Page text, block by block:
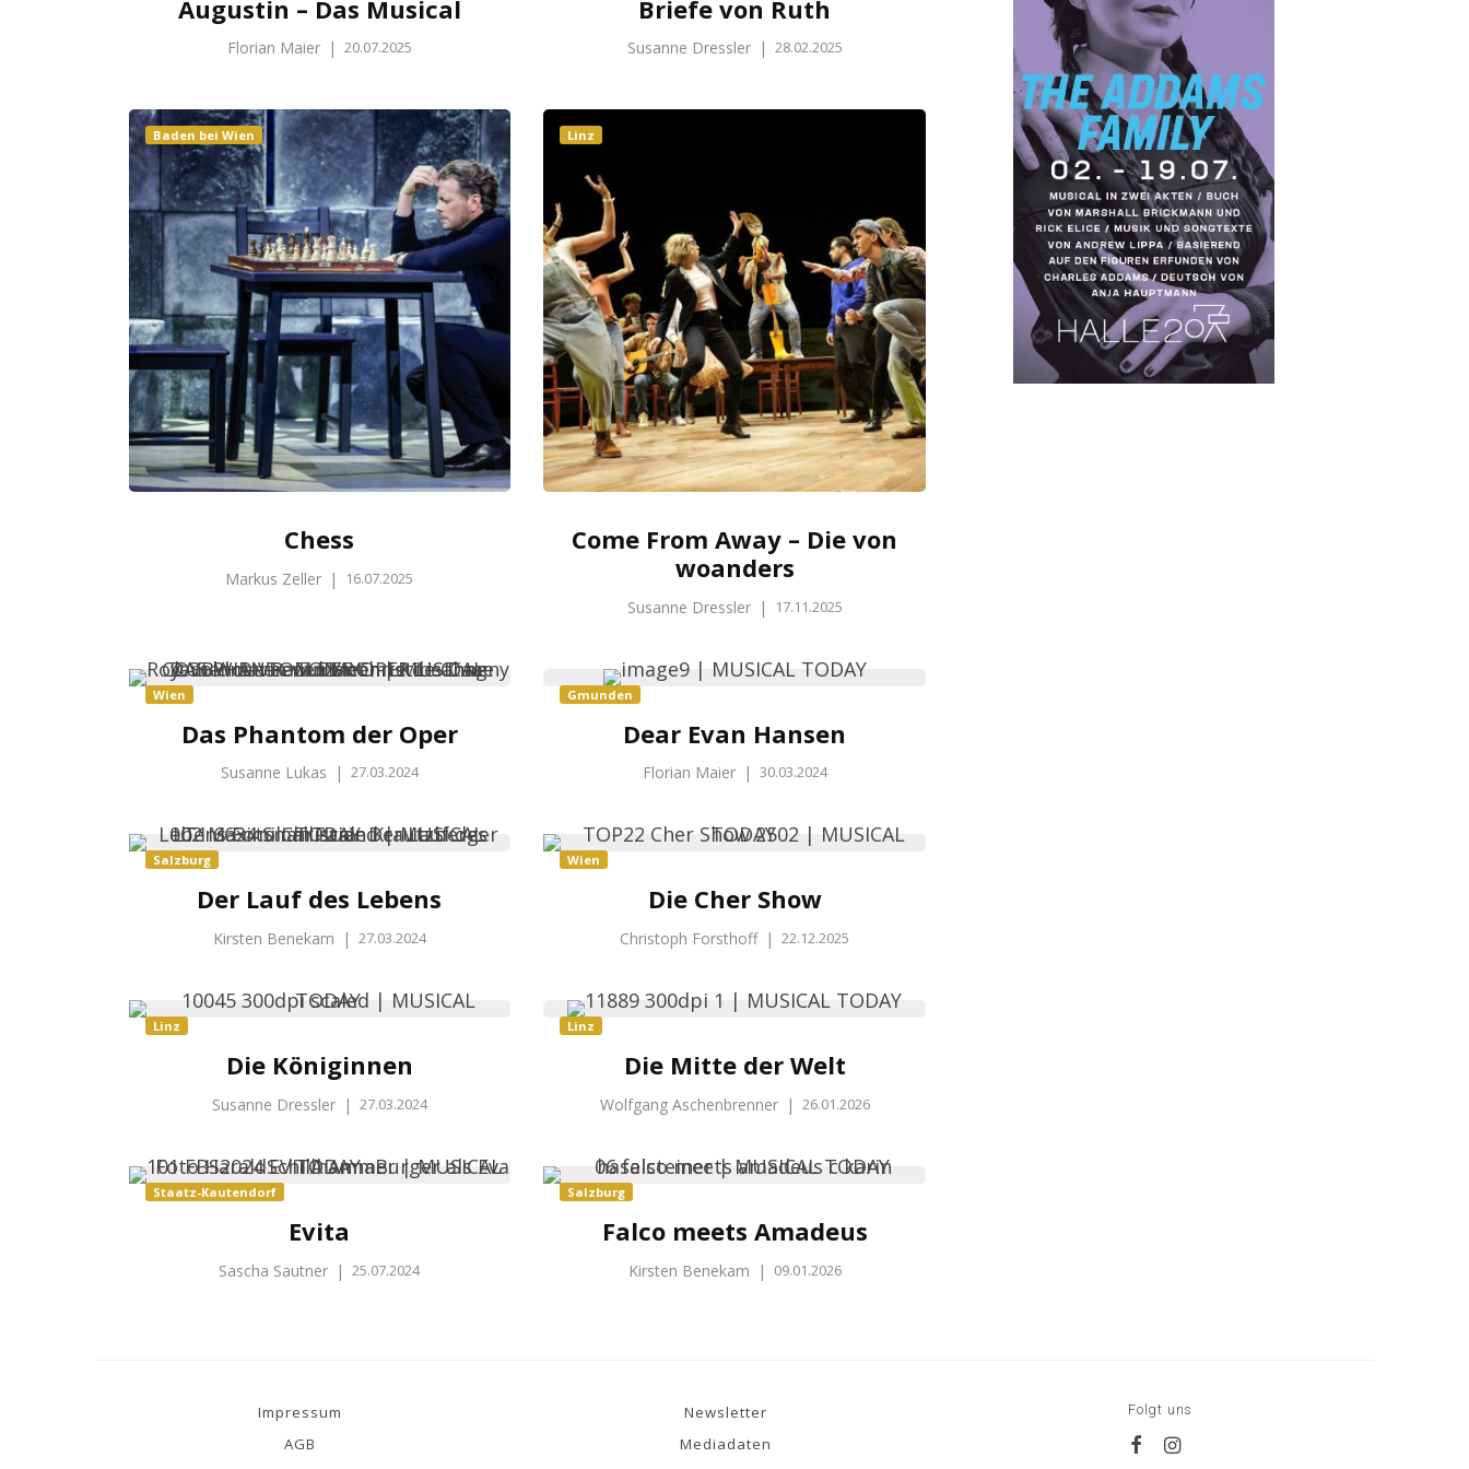
Augustin – Das Musical
Florian Maier | 20.07.2025
Briefe von Ruth
Susanne Dressler | 28.02.2025
Baden bei Wien
Chess
Markus Zeller | 16.07.2025
Linz
Come From Away – Die von
woanders
Susanne Dressler | 17.11.2025
Wien
Das Phantom der Oper
Susanne Lukas | 27.03.2024
Gmunden
Dear Evan Hansen
Florian Maier | 30.03.2024
Salzburg
Der Lauf des Lebens
Kirsten Benekam | 27.03.2024
Wien
Die Cher Show
Christoph Forsthoff | 22.12.2025
Linz
Die Königinnen
Susanne Dressler | 27.03.2024
Linz
Die Mitte der Welt
Wolfgang Aschenbrenner | 26.01.2026
Staatz-Kautendorf
Evita
Sascha Sautner | 25.07.2024
Salzburg
Falco meets Amadeus
Kirsten Benekam | 09.01.2026
Impressum
AGB
Newsletter
Mediadaten
Folgt uns